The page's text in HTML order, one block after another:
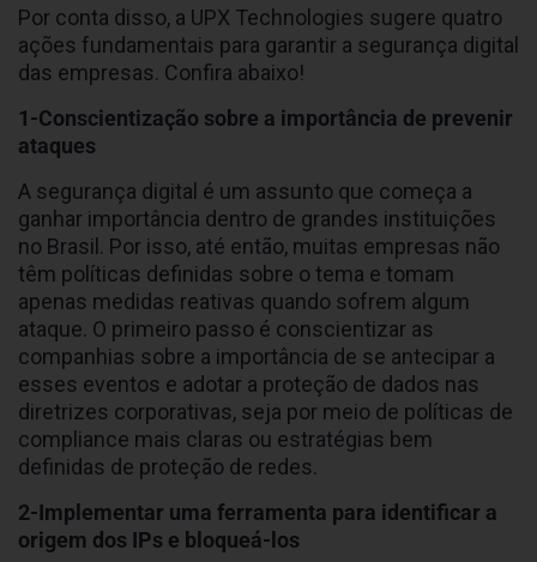
Por conta disso, a UPX Technologies sugere quatro
ações fundamentais para garantir a segurança digital
das empresas. Confira abaixo!
1-Conscientização sobre a importância de prevenir
ataques
A segurança digital é um assunto que começa a
ganhar importância dentro de grandes instituições
no Brasil. Por isso, até então, muitas empresas não
têm políticas definidas sobre o tema e tomam
apenas medidas reativas quando sofrem algum
ataque. O primeiro passo é conscientizar as
companhias sobre a importância de se antecipar a
esses eventos e adotar a proteção de dados nas
diretrizes corporativas, seja por meio de políticas de
compliance mais claras ou estratégias bem
definidas de proteção de redes.
2-Implementar uma ferramenta para identificar a
origem dos IPs e bloqueá-los